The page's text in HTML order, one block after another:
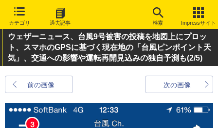
カテゴリ 過去記事 検索 Impressサイト
ウェザーニュース、台風9号被害の投稿を地図上にプロッ
ト、スマホのGPSに基づく現在地の「台風ピンポイント天
気」、交通への影響や運転再開見込みの独自予測も(2/5)
前の画像 次の画像